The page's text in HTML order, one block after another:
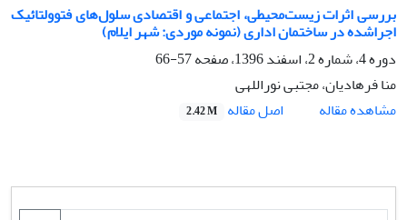
بررسی اثرات زیست‌محیطی، اجتماعی و اقتصادی سلول‌های فتوولتائیک
اجراشده در ساختمان اداری (نمونه موردی: شهر ایلام)
دوره 4، شماره 2، اسفند 1396، صفحه
57-66
منا فرهادیان، مجتبی نوراللهی
مشاهده مقاله
اصل مقاله 2.42 M